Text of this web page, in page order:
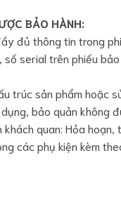
BẢO HÀNH:
đủ thông tin trong
số serial trên phiếu
trúc sản phẩm hoặc
bảo quản không
quan: Hỏa hoạn,
các phụ kiện kèm